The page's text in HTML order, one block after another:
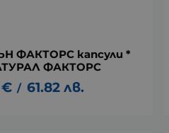
ФАКТОРС капсули *
ФАКТОРС
€ / 61.82 лв.